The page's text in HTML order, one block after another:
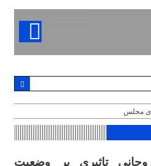
مجلس
تاثیری بر وضعیت